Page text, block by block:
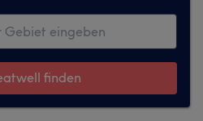
finden